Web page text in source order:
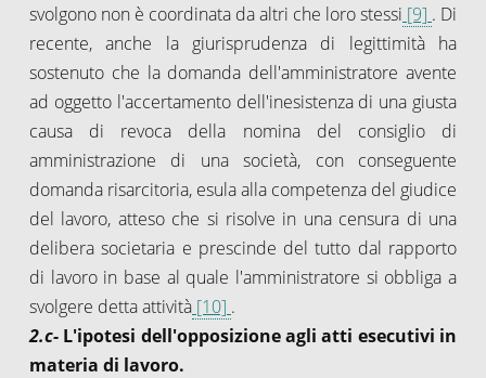
svolgono non è coordinata da altri che loro stessi [9] . Di
recente, anche la giurisprudenza di legittimità ha
sostenuto che la domanda dell'amministratore avente
ad oggetto l'accertamento dell'inesistenza di una giusta
causa di revoca della nomina del consiglio di
amministrazione di una società, con conseguente
domanda risarcitoria, esula alla competenza del giudice
del lavoro, atteso che si risolve in una censura di una
delibera societaria e prescinde del tutto dal rapporto
di lavoro in base al quale l'amministratore si obbliga a
svolgere detta attività [10] .
2.c- L'ipotesi dell'opposizione agli atti esecutivi in
materia di lavoro.